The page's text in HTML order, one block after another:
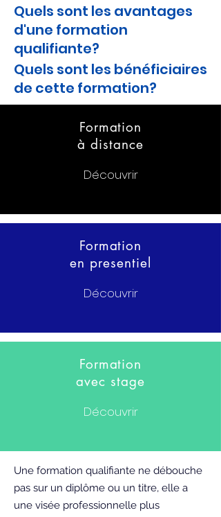
Quels sont les avantages
d'une formation
qualifiante?
Quels sont les bénéficiaires
de cette formation?
Formation
à distance
Découvrir
Formation
en presentiel
Découvrir
Formation
avec stage
Découvrir
Une formation qualifiante ne débouche
pas sur un diplôme ou un titre, elle a
une visée professionnelle plus